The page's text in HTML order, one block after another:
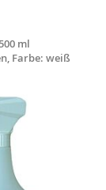
ml
Farbe: weiß